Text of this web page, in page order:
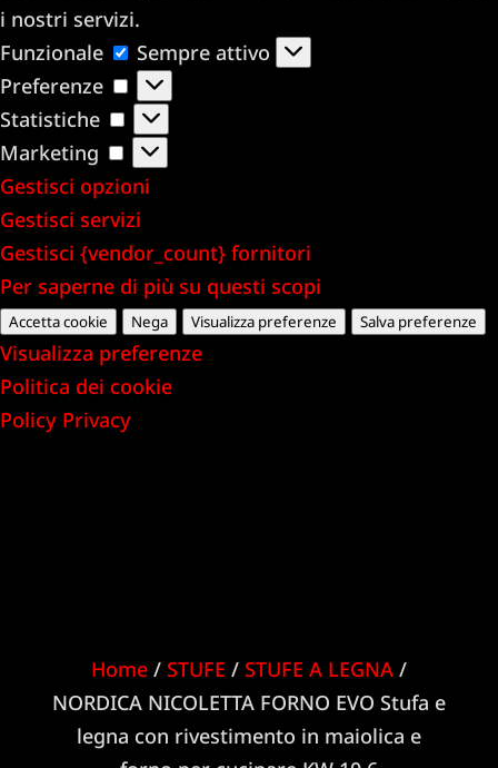
i nostri servizi.
Funzionale
Funzionale
Sempre attivo
Preferenze
Preferenze
Statistiche
Statistiche
Marketing
Marketing
Gestisci opzioni
Gestisci servizi
Gestisci {vendor_count} fornitori
Per saperne di più su questi scopi
Accetta cookie Nega Visualizza preferenze Salva preferenze
Visualizza preferenze
Politica dei cookie
Policy Privacy
Home/ STUFE / STUFE A LEGNA/
NORDICA NICOLETTA FORNO EVO Stufa e
legna con rivestimento in maiolica e